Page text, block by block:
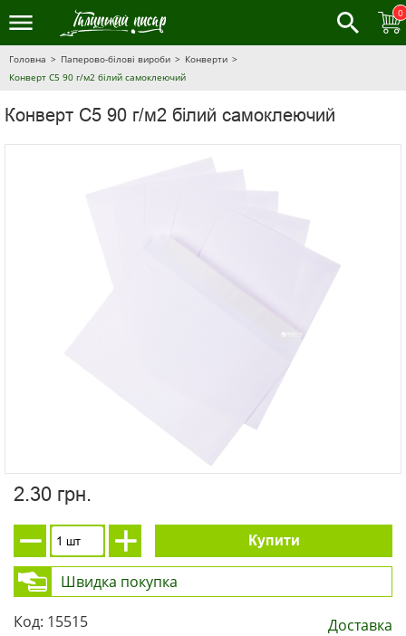
0
Головна Паперово-білові вироби
Конверти
Конверт С5 90 г/м2 білий самоклеючий
Конверт С5 90 г/м2 білий самоклеючий
2.30 грн.
Купити
Швидка покупка
Код: 15515
Доставка